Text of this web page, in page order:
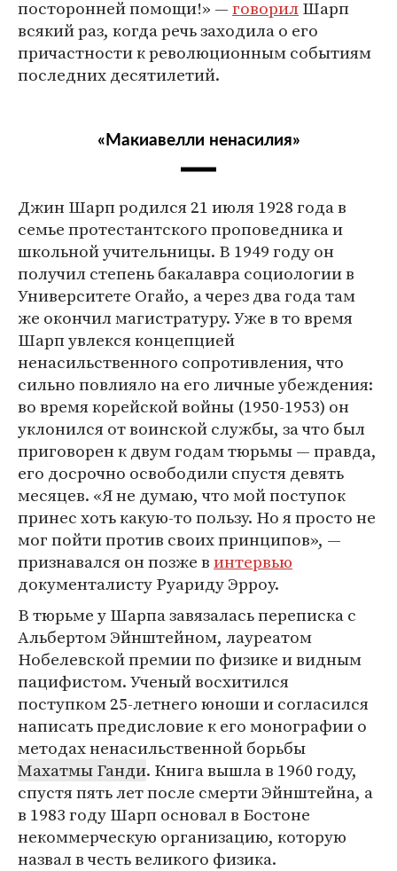
посторонней помощи!» —говорилШарп
всякий раз, когда речь заходила о его
причастности к революционным событиям
последних десятилетий.
«Макиавелли ненасилия»
Джин Шарп родился 21 июля 1928 года в
семье протестантского проповедника и
школьной учительницы. В 1949 году он
получил степень бакалавра социологии в
Университете Огайо, а через два года там
же окончил магистратуру. Уже в то время
Шарп увлекся концепцией
ненасильственного сопротивления, что
сильно повлияло на его личные убеждения:
во время корейской войны (1950-1953) он
уклонился от воинской службы, за что был
приговорен к двум годам тюрьмы — правда,
его досрочно освободили спустя девять
месяцев. «Я не думаю, что мой поступок
принес хоть какую-то пользу. Но я просто не
мог пойти против своих принципов», —
признавался он позже винтервью
документалисту Руариду Эрроу.
В тюрьме у Шарпа завязалась переписка с
Альбертом Эйнштейном, лауреатом
Нобелевской премии по физике и видным
пацифистом. Ученый восхитился
поступком 25-летнего юноши и согласился
написать предисловие к его монографии о
методах ненасильственной борьбы
Махатмы Ганди. Книга вышла в 1960 году,
спустя пять лет после смерти Эйнштейна, а
в 1983 году Шарп основал в Бостоне
некоммерческую организацию, которую
назвал в честь великого физика.